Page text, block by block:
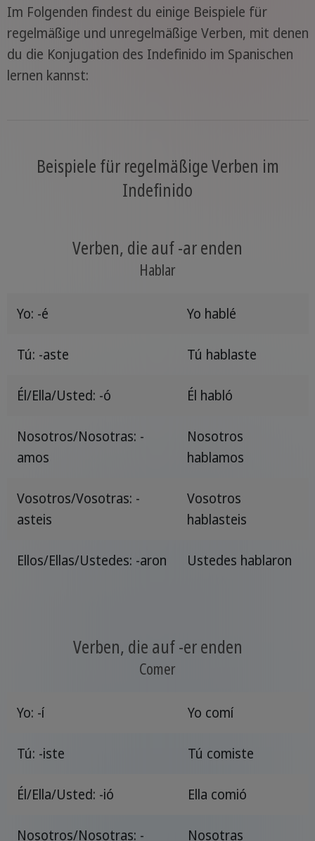
Im Folgenden findest du einige Beispiele für
regelmäßige und unregelmäßige Verben, mit denen
du die Konjugation des Indefinido im Spanischen
lernen kannst:
Beispiele für regelmäßige Verben im
Indefinido
Verben, die auf -ar enden
Hablar
Yo: -é Yo hablé
Tú: -aste Tú hablaste
Él/Ella/Usted: -ó Él habló
Nosotros/Nosotras: -
amos
Nosotros
hablamos
Vosotros/Vosotras: -
asteis
Vosotros
hablasteis
Ellos/Ellas/Ustedes: -aron Ustedes hablaron
Verben, die auf -er enden
Comer
Yo: -í Yo comí
Tú: -iste Tú comiste
Él/Ella/Usted: -ió Ella comió
Nosotros/Nosotras: - Nosotras